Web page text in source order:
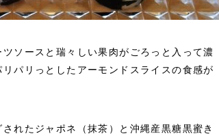
ソースと瑞々しい果肉がごろっと入って濃
パリっとしたアーモンドスライスの食感が
れたジャポネ（抹茶）と沖縄産黒糖黒蜜き